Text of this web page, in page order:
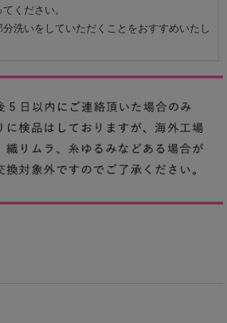
ください。
洗いをしていただくことをおすすめいたし